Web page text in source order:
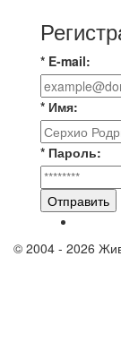
* E-mail:
* Имя:
* Пароль:
Отправить
© 2004 - 2026